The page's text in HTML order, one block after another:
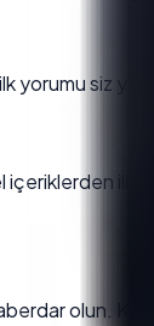
siz
ilk
olun.